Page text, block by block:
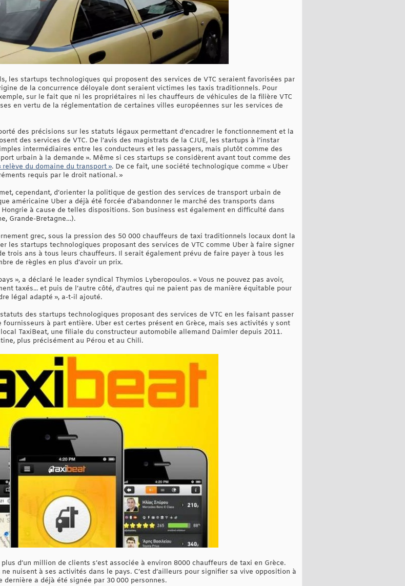
les startups technologiques qui proposent des services de VTC seraient favorisées par
de la concurrence déloyale dont seraient victimes les taxis traditionnels. Pour
sur le fait que ni les propriétaires ni les chauffeurs de véhicules de la filière VTC
en vertu de la réglementation de certaines villes européennes sur les services de
des précisions sur les statuts légaux permettant d’encadrer le fonctionnement et la
des services de VTC. De l’avis des magistrats de la CJUE, les startups à l’instar
intermédiaires entre les conducteurs et les passagers, mais plutôt comme des
urbain à la demande ». Même si ces startups se considèrent avant tout comme des
relève du domaine du transport ». De ce fait, une société technologique comme « Uber
requis par le droit national. »
cependant, d’orienter la politique de gestion des services de transport urbain de
américaine Uber a déjà été forcée d’abandonner le marché des transports dans
à cause de telles dispositions. Son business est également en difficulté dans
Grande-Bretagne…).
grec, sous la pression des 50 000 chauffeurs de taxi traditionnels locaux dont la
les startups technologiques proposant des services de VTC comme Uber à faire signer
trois ans à tous leurs chauffeurs. Il serait également prévu de faire payer à tous les
de règles en plus d’avoir un prix.
», a déclaré le leader syndical Thymios Lyberopoulos. « Vous ne pouvez pas avoir,
taxés... et puis de l’autre côté, d’autres qui ne paient pas de manière équitable pour
légal adapté », a-t-il ajouté.
des startups technologiques proposant des services de VTC en les faisant passer
à part entière. Uber est certes présent en Grèce, mais ses activités y sont
TaxiBeat, une filiale du constructeur automobile allemand Daimler depuis 2011.
plus précisément au Pérou et au Chili.
d’un million de clients s’est associée à environ 8000 chauffeurs de taxi en Grèce.
nuisent à ses activités dans le pays. C’est d’ailleurs pour signifier sa vive opposition à
a déjà été signée par 30 000 personnes.